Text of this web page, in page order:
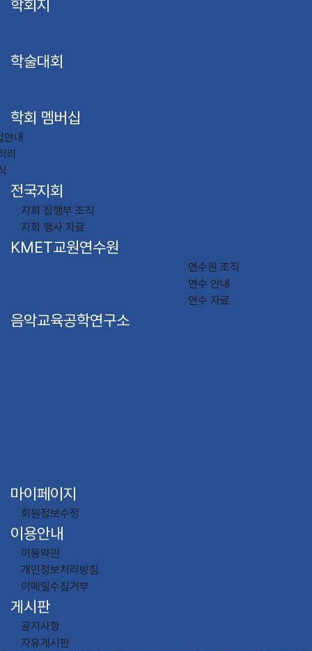
학회지
학술대회
학회 멤버십
안내
리
전국지회
지회 집행부 조직
지회 행사 자료
KMET교원연수원
연수원 조직
연수 안내
연수 자료
음악교육공학연구소
마이페이지
회원정보수정
이용안내
이용약관
개인정보처리방침
이메일수집거부
게시판
공지사항
자유게시판